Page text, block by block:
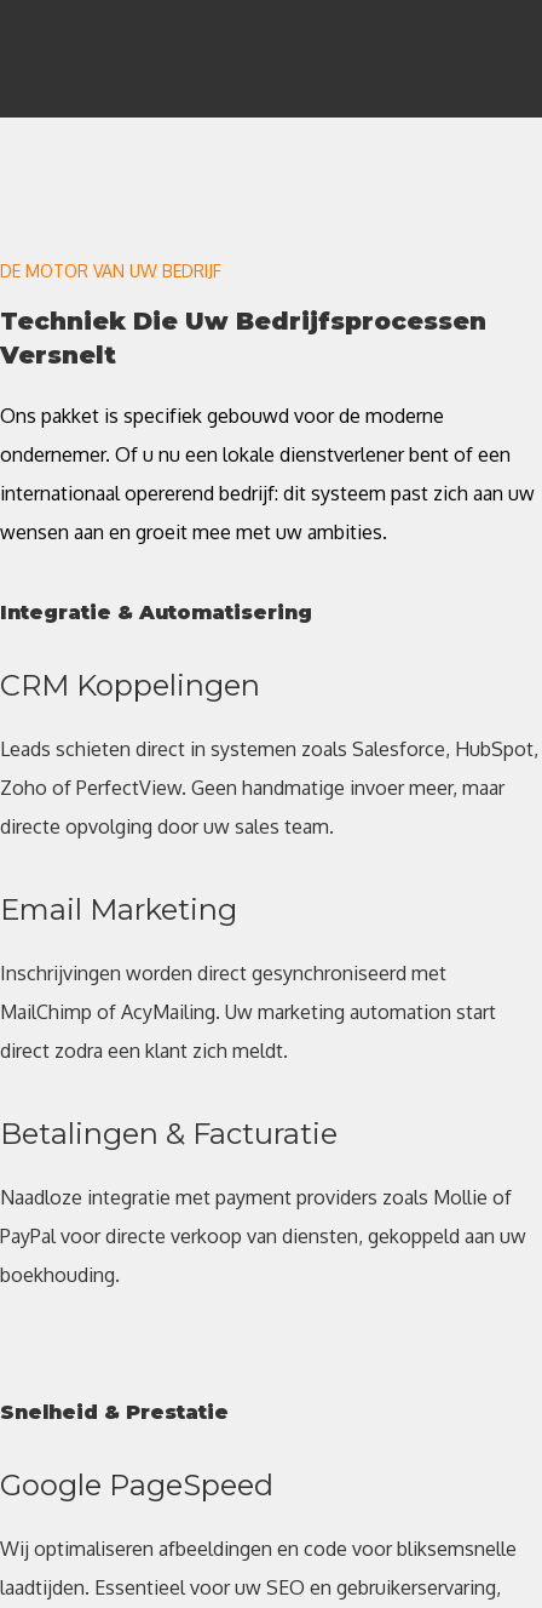
DE MOTOR VAN UW BEDRIJF
Techniek Die Uw Bedrijfsprocessen
Versnelt
Ons pakket is specifiek gebouwd voor de moderne
ondernemer. Of u nu een lokale dienstverlener bent of een
internationaal opererend bedrijf: dit systeem past zich aan uw
wensen aan en groeit mee met uw ambities.
Integratie & Automatisering
CRM Koppelingen
Leads schieten direct in systemen zoals Salesforce, HubSpot,
Zoho of PerfectView. Geen handmatige invoer meer, maar
directe opvolging door uw sales team.
Email Marketing
Inschrijvingen worden direct gesynchroniseerd met
MailChimp of AcyMailing. Uw marketing automation start
direct zodra een klant zich meldt.
Betalingen & Facturatie
Naadloze integratie met payment providers zoals Mollie of
PayPal voor directe verkoop van diensten, gekoppeld aan uw
boekhouding.
Snelheid & Prestatie
Google PageSpeed
Wij optimaliseren afbeeldingen en code voor bliksemsnelle
laadtijden. Essentieel voor uw SEO en gebruikerservaring,